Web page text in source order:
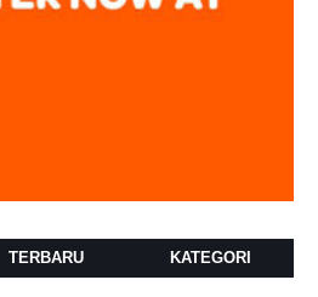
TERBARU KATEGORI